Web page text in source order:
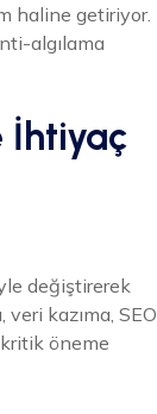
haline getiriyor.
algılama
İhtiyaç
değiştirerek
kazıma, SEO
öneme